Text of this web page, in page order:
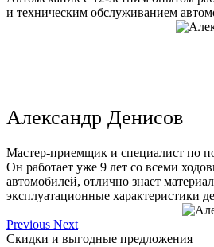
и техническим обслуживанием
Александр Денисов
Мастер-приемщик и специалист по
Он работает уже 9 лет со всеми
автомобилей, отлично знает
эксплуатационные характеристики
Previous Next
Скидки и выгодные предложения